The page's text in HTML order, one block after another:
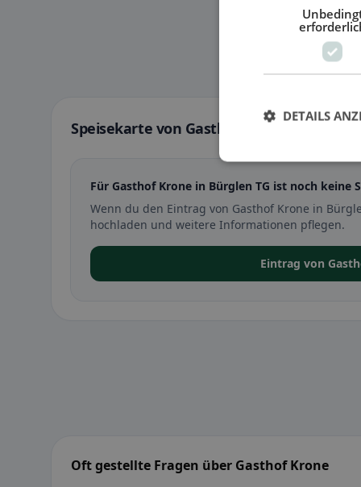
Speisekarte von Gasthof Krone in Bürglen
Für Gasthof Krone in Bürglen TG ist noch keine
Wenn du den Eintrag von Gasthof Krone in
hochladen und weitere Informationen pflegen.
Eintrag von
Oft gestellte Fragen über Gasthof Krone
DETAILS